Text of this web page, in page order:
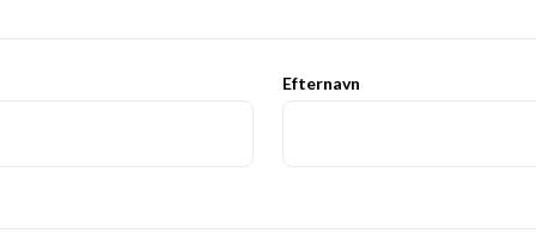
Efternavn